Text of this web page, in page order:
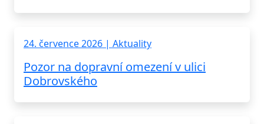
24. července 2026 | Aktuality
Pozor na dopravní omezení v ulici
Dobrovského